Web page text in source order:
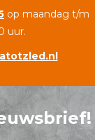
op maandag t/m
uur.